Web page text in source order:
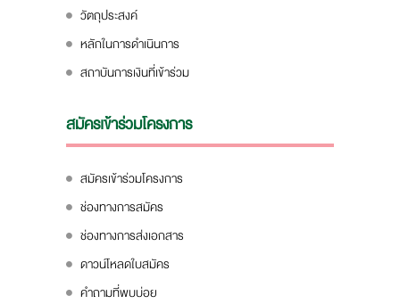
วัตถุประสงค์
หลักในการดำเนินการ
สถาบันการเงินที่เข้าร่วม
สมัครเข้าร่วมโครงการ
สมัครเข้าร่วมโครงการ
ช่องทางการสมัคร
ช่องทางการส่งเอกสาร
ดาวน์โหลดใบสมัคร
คำถามที่พบบ่อย